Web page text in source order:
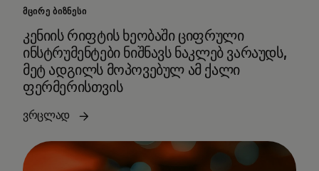
ᲛᲪᲘᲠᲔ ᲑᲘᲖᲜᲔᲡᲘ
კენიის რიფტის ხეობაში ციფრული
ინსტრუმენტები ნიშნავს ნაკლებ ვარაუდს,
მეტ ადგილს მოპოვებულ ამ ქალი
ფერმერისთვის
ვრცლად